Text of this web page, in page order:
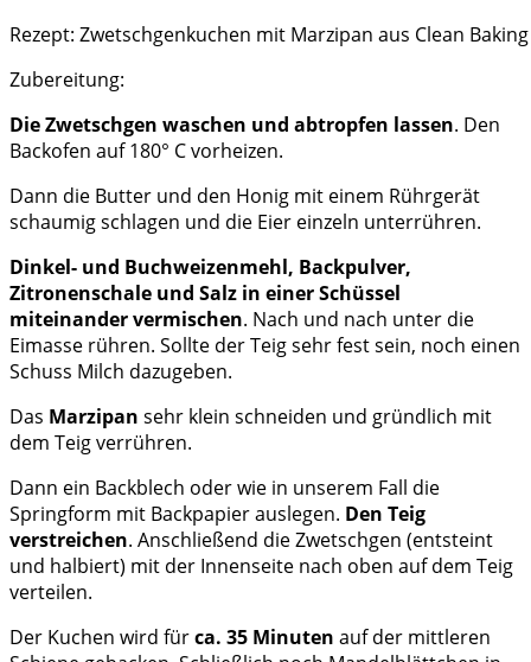
Rezept: Zwetschgenkuchen mit Marzipan aus Clean Baking
Zubereitung:
Die Zwetschgen waschen und abtropfen lassen. Den
Backofen auf 180° C vorheizen.
Dann die Butter und den Honig mit einem Rührgerät
schaumig schlagen und die Eier einzeln unterrühren.
Dinkel- und Buchweizenmehl, Backpulver,
Zitronenschale und Salz in einer Schüssel
miteinander vermischen. Nach und nach unter die
Eimasse rühren. Sollte der Teig sehr fest sein, noch einen
Schuss Milch dazugeben.
Das Marzipan sehr klein schneiden und gründlich mit
dem Teig verrühren.
Dann ein Backblech oder wie in unserem Fall die
Springform mit Backpapier auslegen. Den Teig
verstreichen. Anschließend die Zwetschgen (entsteint
und halbiert) mit der Innenseite nach oben auf dem Teig
verteilen.
Der Kuchen wird fürca. 35 Minuten auf der mittleren